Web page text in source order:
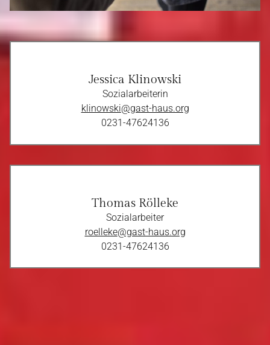
Jessica Klinowski
Sozialarbeiterin
klinowski@gast-haus.org
0231-47624136
Thomas Rölleke
Sozialarbeiter
roelleke@gast-haus.org
0231-47624136